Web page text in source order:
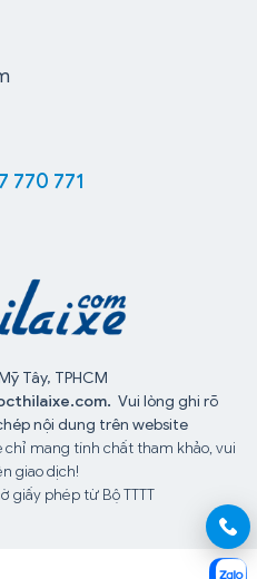
770 771
Tây, TPHCM
Vui lòng ghi rõ
nội dung trên website
mang tính chất tham khảo, vui
giao dịch!
giấy phép từ Bộ TTTT